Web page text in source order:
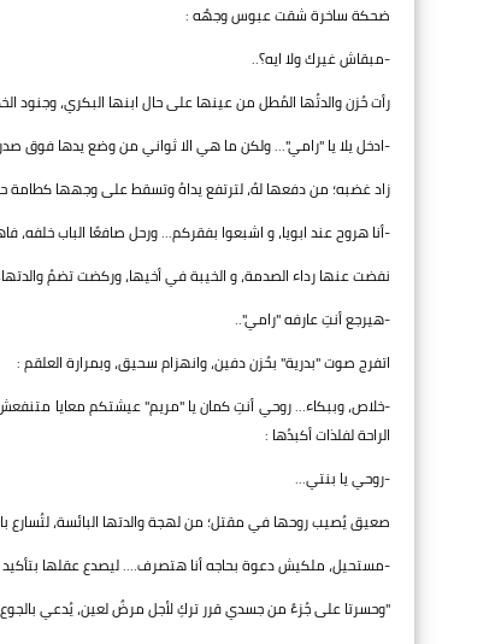
ضحكة ساخرة شقت عبوس وجهُه :
-مبقاش غيرك ولا ايه؟..
رأت حُزن والدتُها المُطل من عينها على حال ابنها البكري، وجنود
-ادخل يلا يا "رامي"... ولكن ما هي الا ثواني من وضع يدها فوق
زاد غضبه؛ من دفعها لهُ، لترتفع يداهُ وتسقط على وجهها كطامة
-أنا هروح عند ابويا، و اشبعوا بفقركم... ورحل صافعًا الباب خلفه،
نفضت عنها رداء الصدمة، و الخيبة في أخيها، وركضت تضمُ
-هيرجع أنتِ عارفه "رامي"..
اتفرج صوت "بدرية" بحُزن دفين، وانهزام سحيق، وبمرارة العلقم :
-خلاص، وببكاء... روحي أنتِ كمان يا "مريم" عيشتكم معايا
الراحة لفلذات أكبدُها :
-روحي يا بنتي...
صعيق يُصيب روحها في مقتل؛ من لهجة والدتها البائسة، لتُسارع
-مستحيل، ملكيش دعوة بحاجه أنا هتصرف.... ليصدع عقلها بتأكيد
"وحسرتا على جُزءٌ من جسدي قرر تركِ لأجل مرضٌ لعين، يُدعي